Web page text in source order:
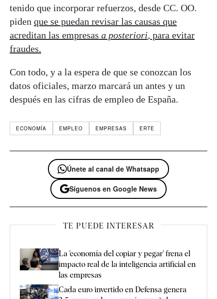
tenido que incorporar refuerzos, desde CC. OO.
piden que se puedan revisar las causas que
acreditan las empresas a posteriori, para evitar
fraudes.
Con todo, y a la espera de que se conozcan los
datos oficiales, marzo marcará un antes y un
después en las cifras de empleo de España.
ECONOMÍA EMPLEO EMPRESAS ERTE
Únete al canal de Whatsapp
Síguenos en Google News
TE PUEDE INTERESAR
La 'economía del copiar y pegar' frena el
impacto real de la inteligencia artificial en
las empresas
Cada euro invertido en Defensa genera